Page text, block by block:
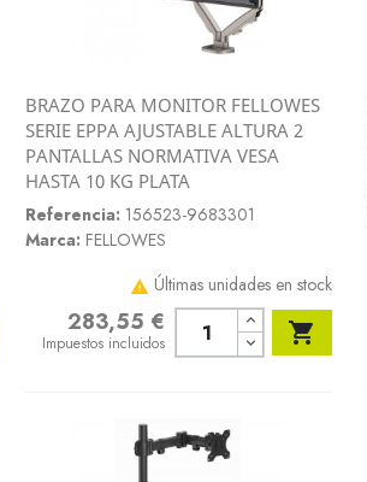
Vista rápida
BRAZO PARA MONITOR FELLOWES
SERIE EPPA AJUSTABLE ALTURA 2
PANTALLAS NORMATIVA VESA
HASTA 10 KG PLATA
Referencia: 156523-9683301
Marca: FELLOWES
 Últimas unidades en stock
Precio283,55 €
Impuestos incluidos 